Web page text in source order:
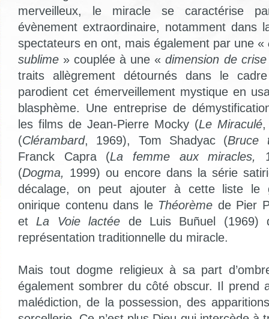
merveilleux, le miracle se caractérise
évènement extraordinaire, notamment dans
spectateurs en ont, mais également par une «
sublime » couplée à une «dimension de
traits allègrement détournés dans le
parodient cet émerveillement mystique en
blasphème. Une entreprise de
les films de Jean-Pierre Mocky (Le Miraculé,
(Clérambard, 1969), Tom Shadyac (Bruce
Franck Capra (La femme aux miracles,
(Dogma, 1999) ou encore dans la série
décalage, on peut ajouter à cette liste le
onirique contenu dans le Théorème de Pier
etLa Voie lactée de Luis Buñuel (1969)
représentation traditionnelle du miracle.
Mais tout dogme religieux à sa part
également sombrer du côté obscur. Il prend
malédiction, de la possession, des